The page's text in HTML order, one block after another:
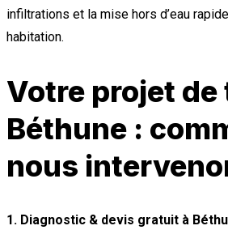
infiltrations et la mise hors d’eau
habitation.
Votre projet de
Béthune :
nous
1. Diagnostic & devis gratuit à